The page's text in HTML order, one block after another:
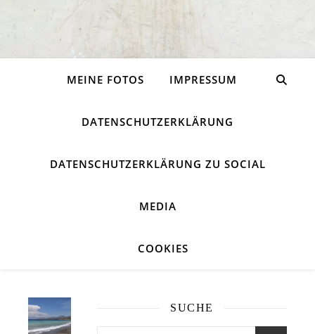
MEINE FOTOS IMPRESSUM
DATENSCHUTZERKLÄRUNG
DATENSCHUTZERKLÄRUNG ZU SOCIAL
MEDIA
COOKIES
SUCHE